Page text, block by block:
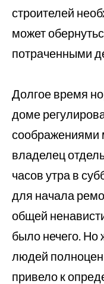
строителей
может
потраченными
Долгое время
доме
соображениями
владелец
часов утра в
для начала
общей
было нечего. Но
людей
привело к